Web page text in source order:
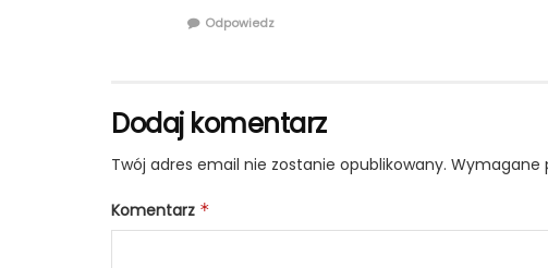
Odpowiedz
Dodaj komentarz
Twój adres email nie zostanie opublikowany. Wymagane
Komentarz *